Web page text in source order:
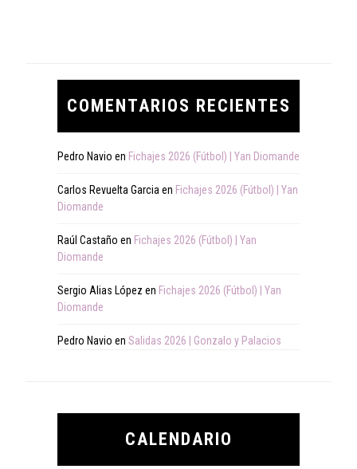
COMENTARIOS RECIENTES
Pedro Navio en Fichajes 2026 (Fútbol) | Yan Diomande
Carlos Revuelta Garcia en Fichajes 2026 (Fútbol) | Yan
Diomande
Raúl Castaño en Fichajes 2026 (Fútbol) | Yan
Diomande
Sergio Alias López en Fichajes 2026 (Fútbol) | Yan
Diomande
Pedro Navio en Salidas 2026 | Gonzalo y Palacios
CALENDARIO